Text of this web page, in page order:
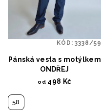
Pánská vesta s motýlkem
ONDŘEJ
od 498 Kč
58
KÓD:3338/59